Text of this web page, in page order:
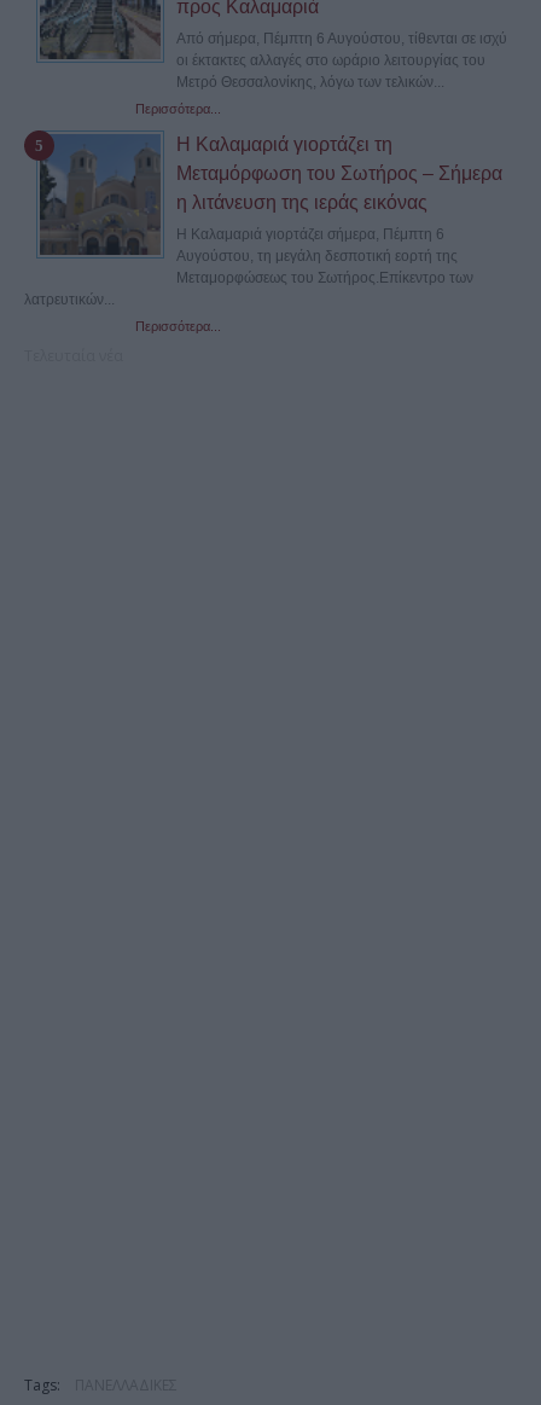
προς Καλαμαριά
Από σήμερα, Πέμπτη 6 Αυγούστου, τίθενται σε ισχύ
οι έκτακτες αλλαγές στο ωράριο λειτουργίας του
Μετρό Θεσσαλονίκης, λόγω των τελικών...
Περισσότερα...
Η Καλαμαριά γιορτάζει τη
Μεταμόρφωση του Σωτήρος – Σήμερα
η λιτάνευση της ιεράς εικόνας
Η Καλαμαριά γιορτάζει σήμερα, Πέμπτη 6
Αυγούστου, τη μεγάλη δεσποτική εορτή της
Μεταμορφώσεως του Σωτήρος.Επίκεντρο των
λατρευτικών...
Περισσότερα...
Tags: